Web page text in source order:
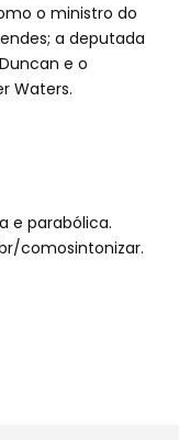
o ministro do
a deputada
e o
Waters.
e parabólica.
comosintonizar.